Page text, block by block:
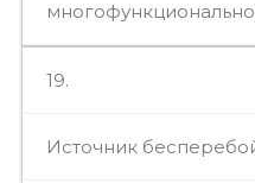
19.
Источник